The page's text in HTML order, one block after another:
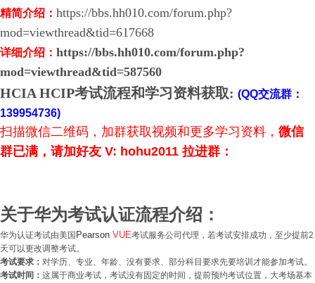
精简介绍： https://bbs.hh010.com/forum.php?
mod=viewthread&tid=617668
详细介绍： https://bbs.hh010.com/forum.php?
mod=viewthread&tid=587560
HCIA HCIP考试流程和学习资料获取: (QQ交流群：
139954736)
扫描微信二维码，加群获取视频和更多学习资料， 微信
群已满，请加好友 V: hohu2011 拉进群：
关于华为考试认证流程介绍：
华为认证考试由美国 Pearson VUE考试服务公司代理，若考试安排成功，至少提前2
天可以更改调整考试。
考试要求： 对学历、专业、年龄、没有要求、部分科目要求先要培训才能参加考试。
考试时间： 这属于商业考试，考试没有固定的时间，提前预约考试位置，大考场基本